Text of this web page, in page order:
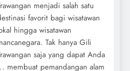
menjadi salah satu
favorit bagi wisatawan
hingga wisatawan
Tak hanya Gili
saja yang dapat Anda
membuat pemandangan alam